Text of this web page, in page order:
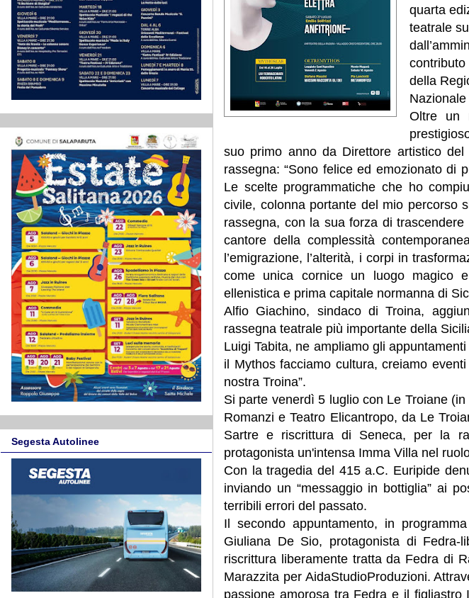
quarta
teatrale
contributo
della
Oltre un
suo primo anno da Direttore artistico
rassegna: “Sono felice ed emozionato di
Le scelte programmatiche che ho
civile, colonna portante del mio percorso
rassegna, con la sua forza di
cantore della complessità
l’emigrazione, l’alterità, i corpi in
come unica cornice un luogo magico
ellenistica e prima capitale normanna di
Alfio Giachino, sindaco di Troina,
rassegna teatrale più importante della
Luigi Tabita, ne ampliamo gli
il Mythos facciamo cultura, creiamo
nostra Troina”.
Si parte venerdì 5 luglio con Le Troiane
Romanzi e Teatro Elicantropo, da Le
Sartre e riscrittura di Seneca, per la
protagonista un'intensa Imma Villa nel
Con la tragedia del 415 a.C. Euripide
inviando un “messaggio in bottiglia” ai
terribili errori del passato.
Il secondo appuntamento, in
Giuliana De Sio, protagonista di
riscrittura liberamente tratta da Fedra di
Marazzita per AidaStudioProduzioni.
passione amorosa tra Fedra e il
Segesta Autolinee